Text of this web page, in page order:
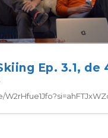
Ep. 3.1, de